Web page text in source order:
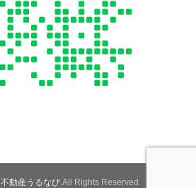
不動産うるなび.All Rights Reserved.